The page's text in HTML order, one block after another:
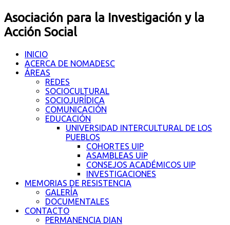
Asociación para la Investigación y la
Acción Social
INICIO
ACERCA DE NOMADESC
ÁREAS
REDES
SOCIOCULTURAL
SOCIOJURÍDICA
COMUNICACIÓN
EDUCACIÓN
UNIVERSIDAD INTERCULTURAL DE LOS
PUEBLOS
COHORTES UIP
ASAMBLEAS UIP
CONSEJOS ACADÉMICOS UIP
INVESTIGACIONES
MEMORIAS DE RESISTENCIA
GALERÍA
DOCUMENTALES
CONTACTO
PERMANENCIA DIAN